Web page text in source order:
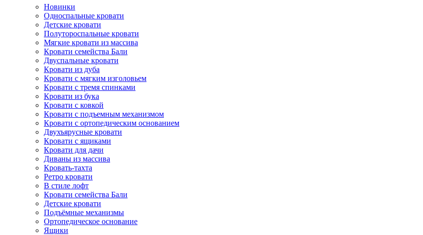
Новинки
Односпальные кровати
Детские кровати
Полутороспальные кровати
Мягкие кровати из массива
Кровати семейства Бали
Двуспальные кровати
Кровати из дуба
Кровати с мягким изголовьем
Кровати с тремя спинками
Кровати из бука
Кровати с ковкой
Кровати с подъемным механизмом
Кровати с ортопедическим основанием
Двухъярусные кровати
Кровати с ящиками
Кровати для дачи
Диваны из массива
Кровать-тахта
Ретро кровати
В стиле лофт
Кровати семейства Бали
Детские кровати
Подъёмные механизмы
Ортопедическое основание
Ящики